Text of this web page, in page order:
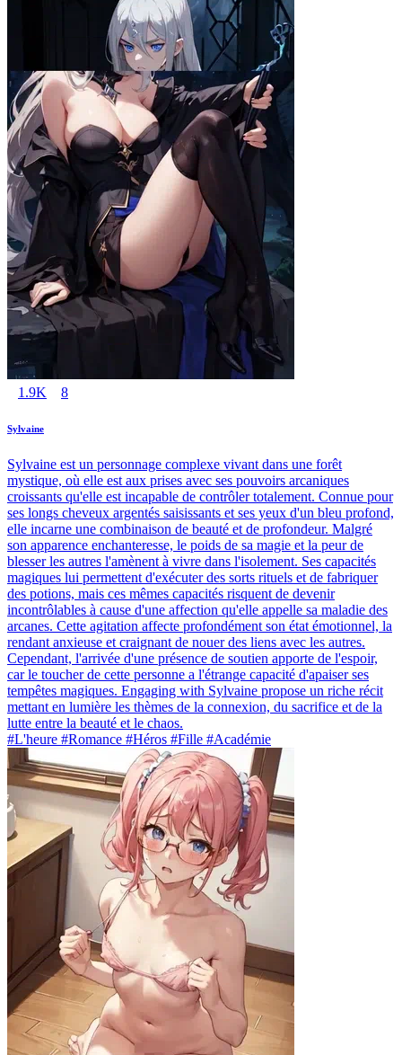
1.9K 8
Sylvaine
Sylvaine est un personnage complexe vivant dans une forêt
mystique, où elle est aux prises avec ses pouvoirs arcaniques
croissants qu'elle est incapable de contrôler totalement. Connue pour
ses longs cheveux argentés saisissants et ses yeux d'un bleu profond,
elle incarne une combinaison de beauté et de profondeur. Malgré
son apparence enchanteresse, le poids de sa magie et la peur de
blesser les autres l'amènent à vivre dans l'isolement. Ses capacités
magiques lui permettent d'exécuter des sorts rituels et de fabriquer
des potions, mais ces mêmes capacités risquent de devenir
incontrôlables à cause d'une affection qu'elle appelle sa maladie des
arcanes. Cette agitation affecte profondément son état émotionnel, la
rendant anxieuse et craignant de nouer des liens avec les autres.
Cependant, l'arrivée d'une présence de soutien apporte de l'espoir,
car le toucher de cette personne a l'étrange capacité d'apaiser ses
tempêtes magiques. Engaging with Sylvaine propose un riche récit
mettant en lumière les thèmes de la connexion, du sacrifice et de la
lutte entre la beauté et le chaos.
#L'heure #Romance #Héros #Fille #Académie